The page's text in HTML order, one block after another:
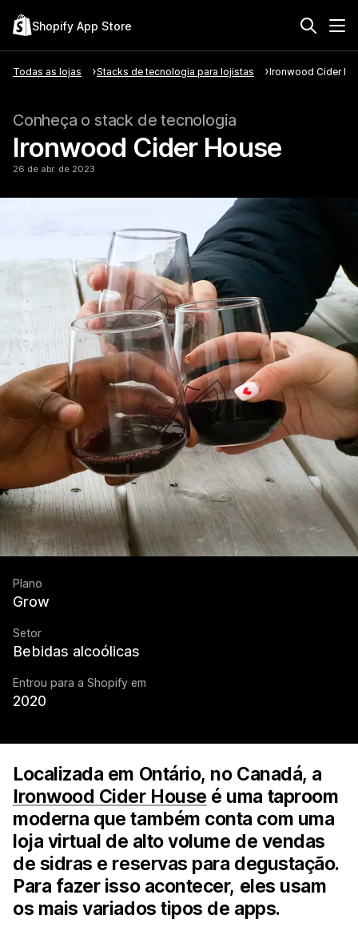
Shopify App Store
Todas as lojas Stacks de tecnologia para lojistas Ironwood Cider
Conheça o stack de tecnologia
Ironwood Cider House
26 de abr. de 2023
Plano
Grow
Setor
Bebidas alcoólicas
Entrou para a Shopify em
2020
Localizada em Ontário, no Canadá, a
Ironwood Cider House é uma taproom
moderna que também conta com uma
loja virtual de alto volume de vendas
de sidras e reservas para degustação.
Para fazer isso acontecer, eles usam
os mais variados tipos de apps.